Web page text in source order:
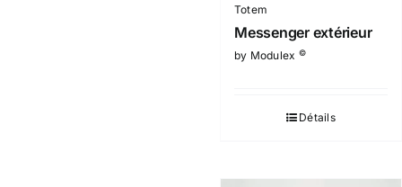
Totem
Messenger extérieur
by Modulex ©
Détails